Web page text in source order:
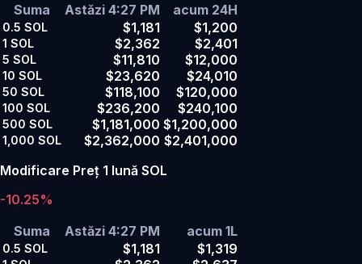
Suma
Astăzi 4:27 PM acum 24H
0.5 SOL $1,181 $1,200
1 SOL $2,362 $2,401
5 SOL $11,810 $12,000
10 SOL $23,620 $24,010
50 SOL $118,100 $120,000
100 SOL $236,200 $240,100
500 SOL $1,181,000 $1,200,000
1,000 SOL $2,362,000 $2,401,000
Modificare Preț 1 lună SOL
-10.25%
Suma
Astăzi 4:27 PM acum 1L
0.5 SOL $1,181 $1,319